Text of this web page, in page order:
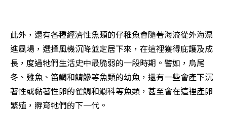
此外，還有各種經濟性魚類的仔稚魚會隨著海流從外海漂
進風場，選擇風機沉降並定居下來，在這裡獲得庇護及成
長，度過牠們生活史中最脆弱的一段時期。譬如，烏尾
冬、雞魚、笛鯛和鯖鰺等魚類的幼魚，還有一些會產下沉
著性或黏著性卵的雀鯛和䲁科等魚類，甚至會在這裡產卵
繁殖，孵育牠們的下一代。